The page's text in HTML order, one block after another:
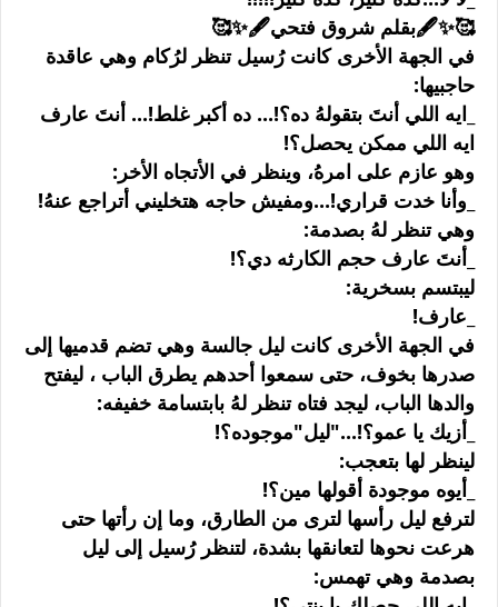
🥰✨🖋بقلم شروق فتحي🖋✨🥰
في الجهة الأخرى كانت رُسيل تنظر لرُكام وهي عاقدة
حاجبيها:
_ايه اللي أنتَ بتقولهُ ده؟!... ده أكبر غلط!... أنتَ عارف
ايه اللي ممكن يحصل؟!
وهو عازم على امرهُ، وينظر في الأتجاه الأخر:
_وأنا خدت قراري!...ومفيش حاجه هتخليني أتراجع عنهُ!
وهي تنظر لهُ بصدمة:
_أنتَ عارف حجم الكارثه دي؟!
ليبتسم بسخرية:
_عارف!
في الجهة الأخرى كانت ليل جالسة وهي تضم قدميها إلى
صدرها بخوف، حتى سمعوا أحدهم يطرق الباب ، ليفتح
والدها الباب، ليجد فتاه تنظر لهُ بابتسامة خفيفه:
_أزيك يا عمو؟!..."ليل"موجوده؟!
لينظر لها بتعجب:
_أيوه موجودة أقولها مين؟!
لترفع ليل رأسها لترى من الطارق، وما إن رأتها حتى
هرعت نحوها لتعانقها بشدة، لتنظر رُسيل إلى ليل
بصدمة وهي تهمس: